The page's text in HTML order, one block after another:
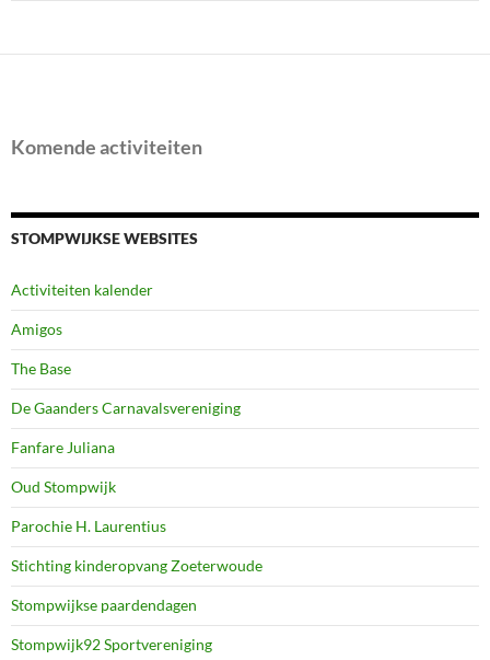
Komende activiteiten
STOMPWIJKSE WEBSITES
Activiteiten kalender
Amigos
The Base
De Gaanders Carnavalsvereniging
Fanfare Juliana
Oud Stompwijk
Parochie H. Laurentius
Stichting kinderopvang Zoeterwoude
Stompwijkse paardendagen
Stompwijk92 Sportvereniging